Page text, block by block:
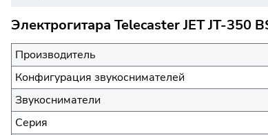
Электрогитара Telecaster JET JT-350
Производитель
Конфигурация звукоснимателей
Звукосниматели
Серия